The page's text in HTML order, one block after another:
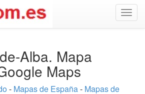
Alba. Mapa
Maps
- Mapas de España- Mapas de